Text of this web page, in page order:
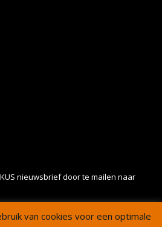
nieuwsbrief door te mailen naar
van cookies voor een optimale